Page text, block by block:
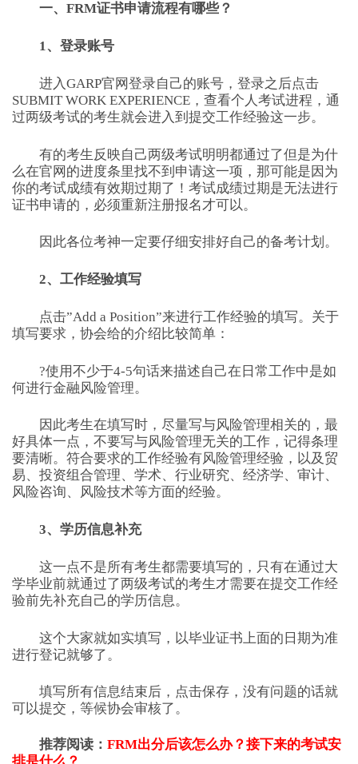
一、FRM证书申请流程有哪些？
1、登录账号
进入GARP官网登录自己的账号，登录之后点击
SUBMIT WORK EXPERIENCE，查看个人考试进程，通
过两级考试的考生就会进入到提交工作经验这一步。
有的考生反映自己两级考试明明都通过了但是为什
么在官网的进度条里找不到申请这一项，那可能是因为
你的考试成绩有效期过期了！考试成绩过期是无法进行
证书申请的，必须重新注册报名才可以。
因此各位考神一定要仔细安排好自己的备考计划。
2、工作经验填写
点击”Add a Position”来进行工作经验的填写。关于
填写要求，协会给的介绍比较简单：
?使用不少于4-5句话来描述自己在日常工作中是如
何进行金融风险管理。
因此考生在填写时，尽量写与风险管理相关的，最
好具体一点，不要写与风险管理无关的工作，记得条理
要清晰。符合要求的工作经验有风险管理经验，以及贸
易、投资组合管理、学术、行业研究、经济学、审计、
风险咨询、风险技术等方面的经验。
3、学历信息补充
这一点不是所有考生都需要填写的，只有在通过大
学毕业前就通过了两级考试的考生才需要在提交工作经
验前先补充自己的学历信息。
这个大家就如实填写，以毕业证书上面的日期为准
进行登记就够了。
填写所有信息结束后，点击保存，没有问题的话就
可以提交，等候协会审核了。
推荐阅读： FRM出分后该怎么办？接下来的考试安